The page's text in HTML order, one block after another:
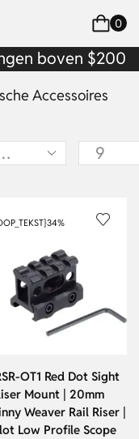
0
boven $200
Accessoires
34%
OT1 Red Dot Sight
Mount | 20mm
Weaver Rail Riser |
Low Profile Scope